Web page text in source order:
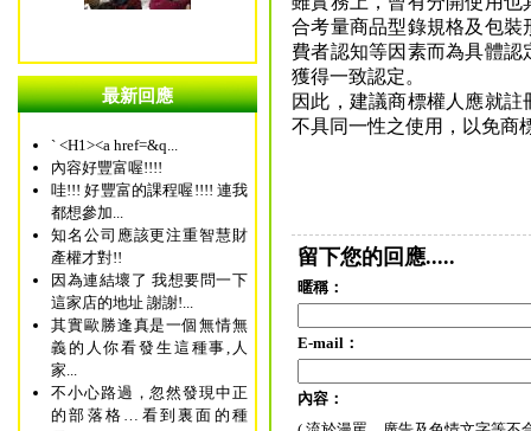
最新回應
` <H1><a href=&q...
內容好豐富喔!!!!
哇!!! 好豐富的課程喔!!!! 連我
都想參加...
知名公司應該更注重智慧財
產權才對!!
因為連結壞了 我想要問一下
這家店的地址 謝謝!...
其實歐勝逢真是一個無情無
義的人你看發生這種事,人
家...
不小心路過，忽然發現中正
的部落格…看到裏面的種
合考量商品型錄規格及包
費者認知等因素而為具體
獲得一致認定。
因此，建議商標權人應就
不具同一性之使用，以免商
留下您的回應.....
暱稱：
E-mail：
內容：